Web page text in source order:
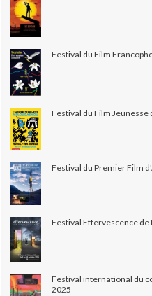
Festival du Film
Festival du Film Jeunesse
Festival du Premier Film
Festival Effervescence de
Festival international du
2025